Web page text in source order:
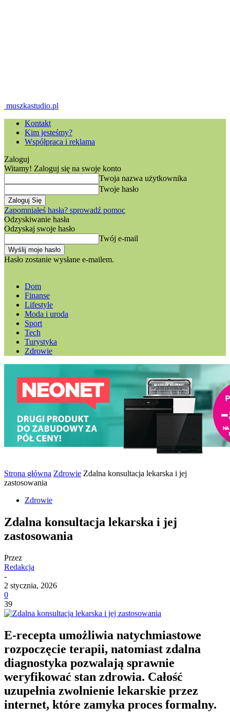
muszkastudio.pl
Kontakt
Kim jesteśmy?
Współpraca i reklama
Zaloguj
Witamy! Zaloguj się na swoje konto
Twoja nazwa użytkownika
Twoje hasło
Zapomniałeś hasła? sprowadź pomoc
Odzyskiwanie hasła
Odzyskaj swoje hasło
Twój e-mail
Hasło zostanie wysłane e-mailem.
Dom
Finanse
Lifestyle
Moda i uroda
Sport
Tech
Turystyka
Zdrowie
Strona główna Zdrowie Zdalna konsultacja lekarska i jej
zastosowania
Zdrowie
Zdalna konsultacja lekarska i jej
zastosowania
Przez
Redakcja
-
2 stycznia, 2026
0
39
E-recepta umożliwia natychmiastowe
rozpoczęcie terapii, natomiast zdalna
diagnostyka pozwalają sprawnie
weryfikować stan zdrowia. Całość
uzupełnia zwolnienie lekarskie przez
internet, które zamyka proces formalny.